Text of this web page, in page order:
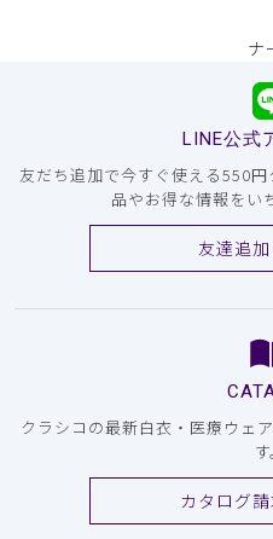
ナ
LINE公式
友だち追加で今すぐ使える550
品やお得な情報をい
友達追
クラシコの最新白衣・医療ウェ
す
カタログ